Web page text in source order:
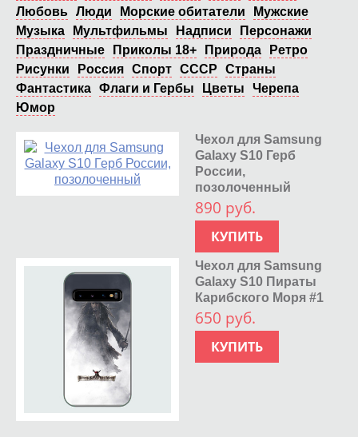
Любовь Люди Морские обитатели
Мужские
Музыка
Мультфильмы Надписи
Персонажи
Праздничные
Приколы 18+ Природа
Ретро
Рисунки
Россия Спорт СССР
Страны
Фантастика Флаги и Гербы Цветы
Черепа
Юмор
Чехол для Samsung
Galaxy S10 Герб
России,
позолоченный
890 руб.
КУПИТЬ
Чехол для Samsung
Galaxy S10 Пираты
Карибского Моря #1
650 руб.
КУПИТЬ